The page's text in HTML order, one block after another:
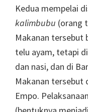
Kedua mempelai
kalimbubu (orang
Makanan tersebut
telu ayam, tetapi
dan nasi, dan di
Makanan tersebut
Empo.